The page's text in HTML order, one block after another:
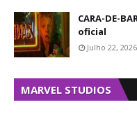
CARA-DE-
oficial
Julho 22, 2026
MARVEL STUDIOS